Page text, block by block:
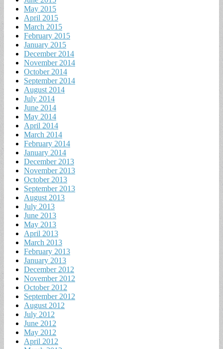
May 2015
April 2015
March 2015
February 2015
January 2015
December 2014
November 2014
October 2014
September 2014
August 2014
July 2014
June 2014
May 2014
April 2014
March 2014
February 2014
January 2014
December 2013
November 2013
October 2013
September 2013
August 2013
July 2013
June 2013
May 2013
April 2013
March 2013
February 2013
January 2013
December 2012
November 2012
October 2012
September 2012
August 2012
July 2012
June 2012
May 2012
April 2012